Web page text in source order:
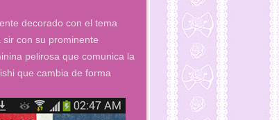
decorado con el tema
con su prominente
pelirosa que comunica la
que cambia de forma